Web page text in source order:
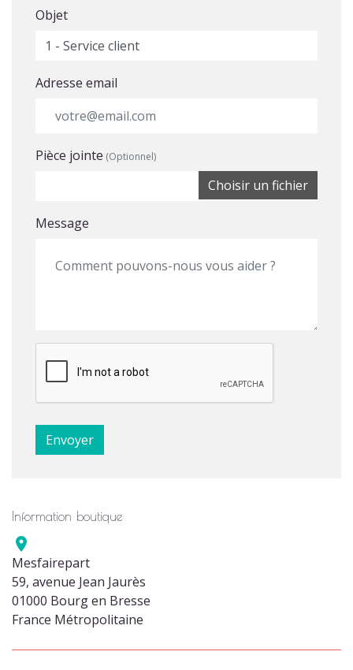
Information boutique

Mesfairepart
59, avenue Jean Jaurès
01000 Bourg en Bresse
France Métropolitaine
Objet
Adresse email
Pièce jointe (Optionnel)
Message